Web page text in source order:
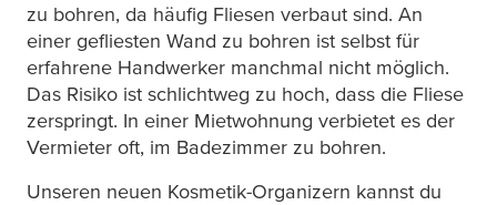
zu bohren, da häufig Fliesen verbaut sind. An
einer gefliesten Wand zu bohren ist selbst für
erfahrene Handwerker manchmal nicht möglich.
Das Risiko ist schlichtweg zu hoch, dass die Fliese
zerspringt. In einer Mietwohnung verbietet es der
Vermieter oft, im Badezimmer zu bohren.
Unseren neuen Kosmetik-Organizern kannst du